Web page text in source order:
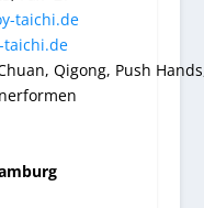
taichi.de
Qigong, Push